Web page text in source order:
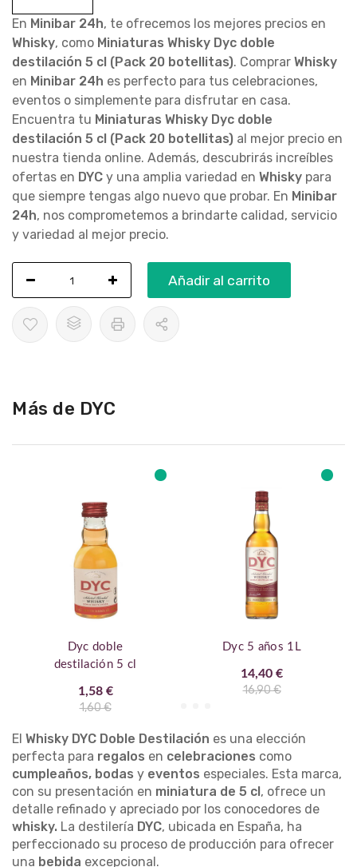
En Minibar 24h, te ofrecemos los mejores precios en
Whisky, como Miniaturas Whisky Dyc doble
destilación 5 cl (Pack 20 botellitas). Comprar Whisky
en Minibar 24h es perfecto para tus celebraciones,
eventos o simplemente para disfrutar en casa.
Encuentra tu Miniaturas Whisky Dyc doble
destilación 5 cl (Pack 20 botellitas) al mejor precio en
nuestra tienda online. Además, descubrirás increíbles
ofertas en DYC y una amplia variedad en Whisky para
que siempre tengas algo nuevo que probar. En Minibar
24h, nos comprometemos a brindarte calidad, servicio
y variedad al mejor precio.
Añadir al carrito
Más de DYC
Dyc doble
destilación 5 cl
1,58 €
1,60 €
Dyc 5 años 1L
14,40 €
16,90 €
El Whisky DYC Doble Destilación es una elección
perfecta para regalos en celebraciones como
cumpleaños, bodas y eventos especiales. Esta marca,
con su presentación en miniatura de 5 cl, ofrece un
detalle refinado y apreciado por los conocedores de
whisky. La destilería DYC, ubicada en España, ha
perfeccionado su proceso de producción para ofrecer
una bebida excepcional.